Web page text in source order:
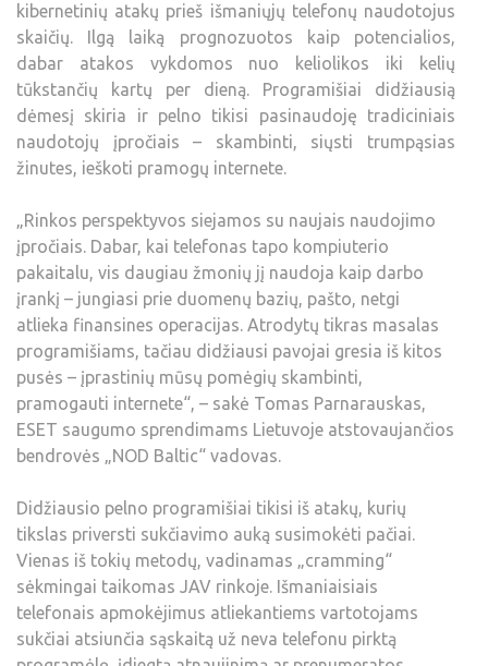
kibernetinių atakų prieš išmaniųjų telefonų naudotojus
skaičių. Ilgą laiką prognozuotos kaip potencialios,
dabar atakos vykdomos nuo keliolikos iki kelių
tūkstančių kartų per dieną. Programišiai didžiausią
dėmesį skiria ir pelno tikisi pasinaudoję tradiciniais
naudotojų įpročiais – skambinti, siųsti trumpąsias
žinutes, ieškoti pramogų internete.
„Rinkos perspektyvos siejamos su naujais naudojimo
įpročiais. Dabar, kai telefonas tapo kompiuterio
pakaitalu, vis daugiau žmonių jį naudoja kaip darbo
įrankį – jungiasi prie duomenų bazių, pašto, netgi
atlieka finansines operacijas. Atrodytų tikras masalas
programišiams, tačiau didžiausi pavojai gresia iš kitos
pusės – įprastinių mūsų pomėgių skambinti,
pramogauti internete“, – sakė Tomas Parnarauskas,
ESET saugumo sprendimams Lietuvoje atstovaujančios
bendrovės „NOD Baltic“ vadovas.
Didžiausio pelno programišiai tikisi iš atakų, kurių
tikslas priversti sukčiavimo auką susimokėti pačiai.
Vienas iš tokių metodų, vadinamas „cramming“
sėkmingai taikomas JAV rinkoje. Išmaniaisiais
telefonais apmokėjimus atliekantiems vartotojams
sukčiai atsiunčia sąskaitą už neva telefonu pirktą